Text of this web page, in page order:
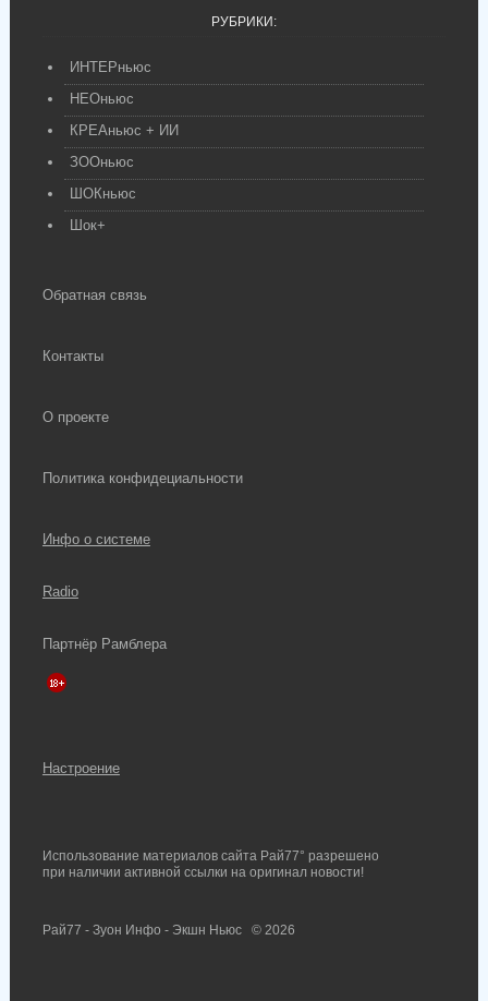
РУБРИКИ:
ИНТЕРньюс
НЕОньюс
КРЕАньюс + ИИ
ЗООньюс
ШОКньюс
Шок+
Обратная связь
Контакты
О проекте
Политика конфидециальности
Инфо о системе
Radio
Партнёр Рамблера
Настроение
Использование материалов сайта Рай77° разрешено
при наличии активной ссылки на оригинал новости!
Рай77 - Зуон Инфо - Экшн Ньюс © 2026